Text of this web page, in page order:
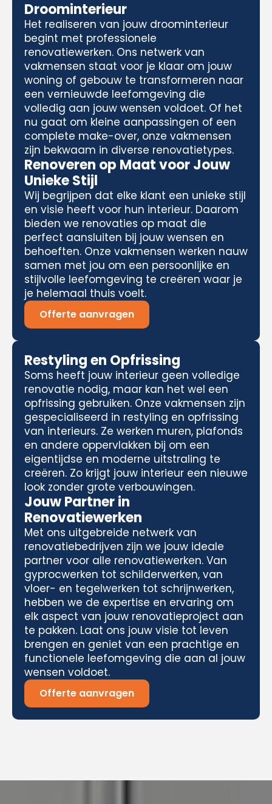
Droominterieur
Het realiseren van jouw droominterieur
begint met professionele
renovatiewerken. Ons netwerk van
vakmensen staat voor je klaar om jouw
woning of gebouw te transformeren naar
een vernieuwde leefomgeving die
volledig aan jouw wensen voldoet. Of het
nu gaat om kleine aanpassingen of een
complete make-over, onze vakmensen
zijn bekwaam in diverse renovatietypes.
Renoveren op Maat voor Jouw
Unieke Stijl
Wij begrijpen dat elke klant een unieke stijl
en visie heeft voor hun interieur. Daarom
bieden we renovaties op maat die
perfect aansluiten bij jouw wensen en
behoeften. Onze vakmensen werken nauw
samen met jou om een persoonlijke en
stijlvolle leefomgeving te creëren waar je
je helemaal thuis voelt.
Offerte aanvragen
Restyling en Opfrissing
Soms heeft jouw interieur geen volledige
renovatie nodig, maar kan het wel een
opfrissing gebruiken. Onze vakmensen zijn
gespecialiseerd in restyling en opfrissing
van interieurs. Ze werken muren, plafonds
en andere oppervlakken bij om een
eigentijdse en moderne uitstraling te
creëren. Zo krijgt jouw interieur een nieuwe
look zonder grote verbouwingen.
Jouw Partner in
Renovatiewerken
Met ons uitgebreide netwerk van
renovatiebedrijven zijn we jouw ideale
partner voor alle renovatiewerken. Van
gyprocwerken tot schilderwerken, van
vloer- en tegelwerken tot schrijnwerken,
hebben we de expertise en ervaring om
elk aspect van jouw renovatieproject aan
te pakken. Laat ons jouw visie tot leven
brengen en geniet van een prachtige en
functionele leefomgeving die aan al jouw
wensen voldoet.
Offerte aanvragen